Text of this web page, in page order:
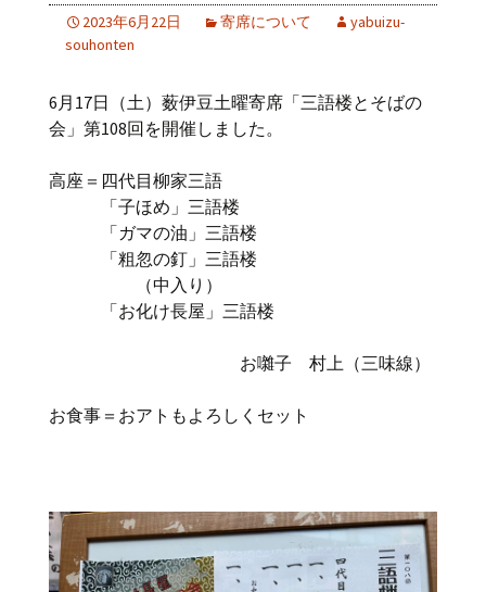
2023年6月22日 寄席について
yabuizu-
souhonten
6月17日（土）薮伊豆土曜寄席「三語楼とそばの
会」第108回を開催しました。
高座＝四代目柳家三語
「子ほめ」三語楼
「ガマの油」三語楼
「粗忽の釘」三語楼
（中入り）
「お化け長屋」三語楼
お囃子 村上（三味線）
お食事＝おアトもよろしくセット